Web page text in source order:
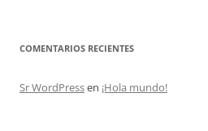
COMENTARIOS RECIENTES
Sr WordPressen ¡Hola mundo!